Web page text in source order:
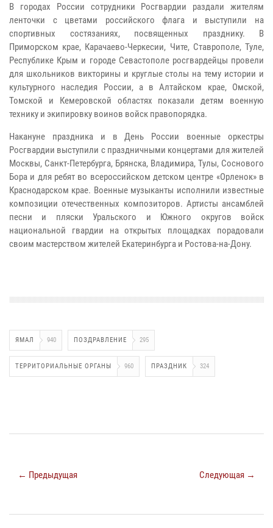
В городах России сотрудники Росгвардии раздали жителям
ленточки с цветами российского флага и выступили на
спортивных состязаниях, посвященных празднику. В
Приморском крае, Карачаево-Черкесии, Чите, Ставрополе, Туле,
Республике Крым и городе Севастополе росгвардейцы провели
для школьников викторины и круглые столы на тему истории и
культурного наследия России, а в Алтайском крае, Омской,
Томской и Кемеровской областях показали детям военную
технику и экипировку воинов войск правопорядка.
Накануне праздника и в День России военные оркестры
Росгвардии выступили с праздничными концертами для жителей
Москвы, Санкт-Петербурга, Брянска, Владимира, Тулы, Соснового
Бора и для ребят во всероссийском детском центре «Орленок» в
Краснодарском крае. Военные музыканты исполнили известные
композиции отечественных композиторов. Артисты ансамблей
песни и пляски Уральского и Южного округов войск
национальной гвардии на открытых площадках порадовали
своим мастерством жителей Екатеринбурга и Ростова-на-Дону.
ЯМАЛ 940 ПОЗДРАВЛЕНИЕ 295
ТЕРРИТОРИАЛЬНЫЕ ОРГАНЫ 960 ПРАЗДНИК 324
← Предыдущая Следующая →